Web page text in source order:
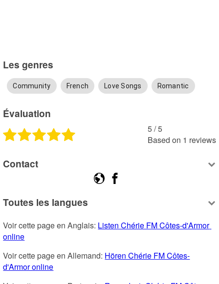
Les genres
Community French Love Songs Romantic
Évaluation
5 /5
Based on 1 reviews
Contact
Toutes les langues
Voir cette page en Anglais: Listen Chérie FM Côtes-d'Armor
online
Voir cette page en Allemand: Hören Chérie FM Côtes-
d'Armor online